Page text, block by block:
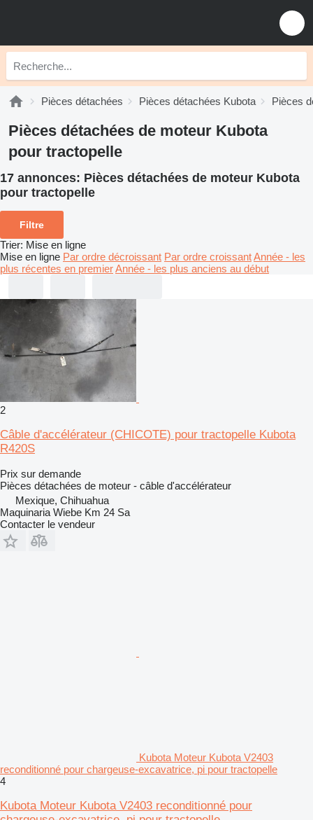
Pièces détachées Pièces détachées Kubota Pièces
Pièces détachées de moteur Kubota
pour tractopelle
17 annonces: Pièces détachées de moteur Kubota
pour tractopelle
Filtre
Trier: Mise en ligne
Mise en ligne Par ordre décroissant Par ordre croissantAnnée - les
plus récentes en premierAnnée - les plus anciens au début
2
Câble d'accélérateur (CHICOTE) pour tractopelle Kubota
R420S
Prix sur demande
Pièces détachées de moteur - câble d'accélérateur
Mexique, Chihuahua
Maquinaria Wiebe Km 24 Sa
Contacter le vendeur
Kubota Moteur Kubota V2403
reconditionné pour chargeuse-excavatrice, pi pour tractopelle
4
Kubota Moteur Kubota V2403 reconditionné pour